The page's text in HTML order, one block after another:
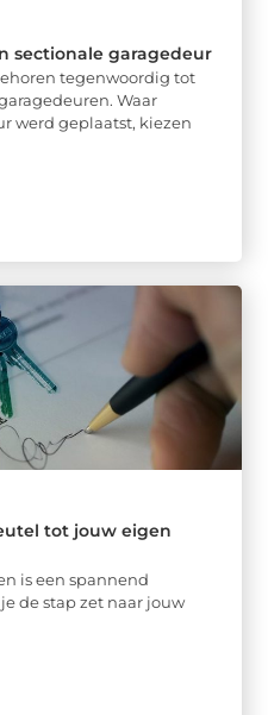
sectionale garagedeur
tegenwoordig tot
Waar
werd geplaatst, kiezen
tot jouw eigen
is een spannend
de stap zet naar jouw